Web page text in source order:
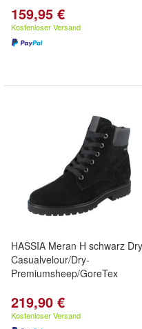
159,95 €
Kostenloser Versand
HASSIA Meran H schwarz
Casualvelour/Dry-
Premiumsheep/GoreTex
219,90 €
Kostenloser Versand